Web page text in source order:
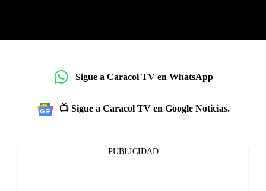
Sigue a Caracol TV en WhatsApp
📺 Sigue a Caracol TV en Google Noticias.
PUBLICIDAD